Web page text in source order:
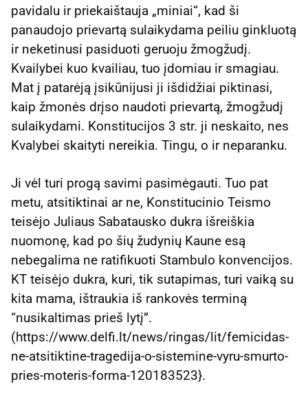
pavidalu ir priekaištauja „miniai“, kad ši
panaudojo prievartą sulaikydama peiliu ginkluotą
ir neketinusi pasiduoti geruoju žmogžudį.
Kvailybei kuo kvailiau, tuo įdomiau ir smagiau.
Mat į patarėją įsikūnijusi ji išdidžiai piktinasi,
kaip žmonės drįso naudoti prievartą, žmogžudį
sulaikydami. Konstitucijos 3 str. ji neskaito, nes
Kvalybei skaityti nereikia. Tingu, o ir neparanku.
Ji vėl turi progą savimi pasimėgauti. Tuo pat
metu, atsitiktinai ar ne, Konstitucinio Teismo
teisėjo Juliaus Sabatausko dukra išreiškia
nuomonę, kad po šių žudynių Kaune esą
nebegalima ne ratifikuoti Stambulo konvencijos.
KT teisėjo dukra, kuri, tik sutapimas, turi vaiką su
kita mama, ištraukia iš rankovės terminą
“nusikaltimas prieš lytį”.
(https://www.delfi.lt/news/ringas/lit/femicidas-
ne-atsitiktine-tragedija-o-sistemine-vyru-smurto-
pries-moteris-forma-120183523}.